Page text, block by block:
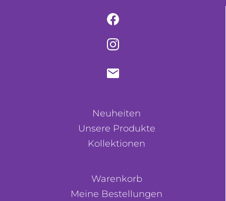
Neuheiten
Unsere Produkte
Kollektionen
Warenkorb
Meine Bestellungen